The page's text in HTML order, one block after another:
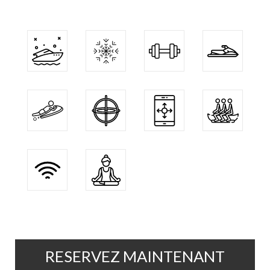
RESERVEZ MAINTENANT